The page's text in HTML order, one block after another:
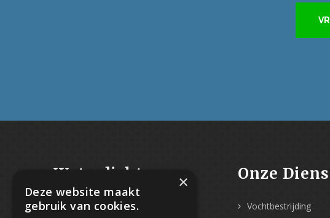
Waterdicht-
Vochtbestrijding
Onze
Vochtbestrijding
×
Deze website maakt
gebruik van cookies.